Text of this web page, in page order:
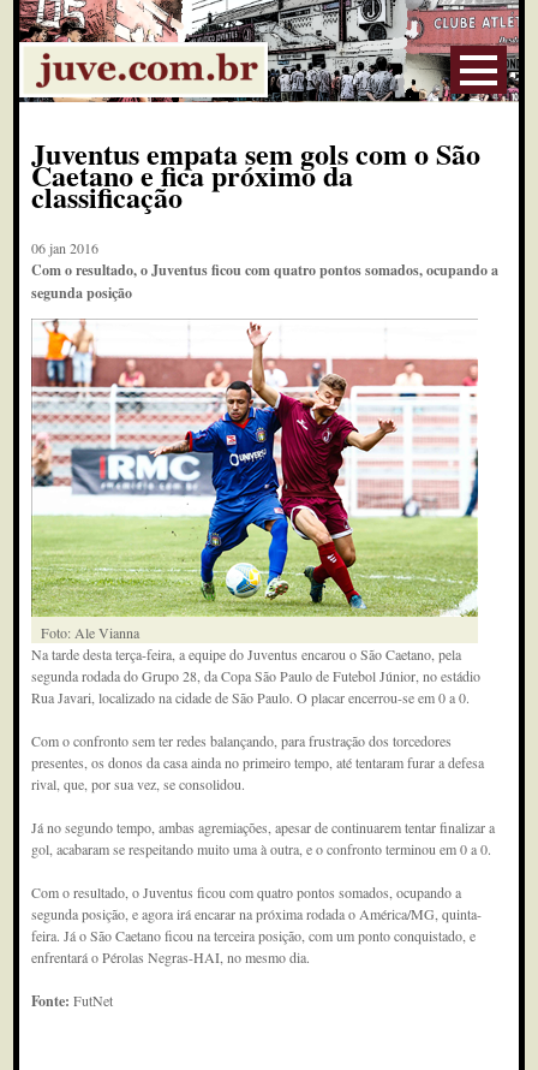
Juventus empata sem gols com o São
Caetano e fica próximo da
classificação
06 jan 2016
Com o resultado, o Juventus ficou com quatro pontos somados, ocupando a
segunda posição
Foto: Ale Vianna
Na tarde desta terça-feira, a equipe do Juventus encarou o São Caetano, pela
segunda rodada do Grupo 28, da Copa São Paulo de Futebol Júnior, no estádio
Rua Javari, localizado na cidade de São Paulo. O placar encerrou-se em 0 a 0.
Com o confronto sem ter redes balançando, para frustração dos torcedores
presentes, os donos da casa ainda no primeiro tempo, até tentaram furar a defesa
rival, que, por sua vez, se consolidou.
Já no segundo tempo, ambas agremiações, apesar de continuarem tentar finalizar a
gol, acabaram se respeitando muito uma à outra, e o confronto terminou em 0 a 0.
Com o resultado, o Juventus ficou com quatro pontos somados, ocupando a
segunda posição, e agora irá encarar na próxima rodada o América/MG, quinta-
feira. Já o São Caetano ficou na terceira posição, com um ponto conquistado, e
enfrentará o Pérolas Negras-HAI, no mesmo dia.
Fonte:FutNet